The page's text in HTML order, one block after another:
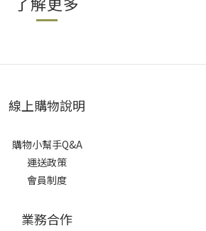
線上購物說明
購物小幫手Q&A
運送政策
會員制度
業務合作